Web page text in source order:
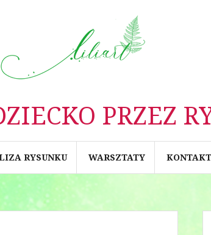
PRZEZ
RYSUNKU WARSZTATY KONTAKT